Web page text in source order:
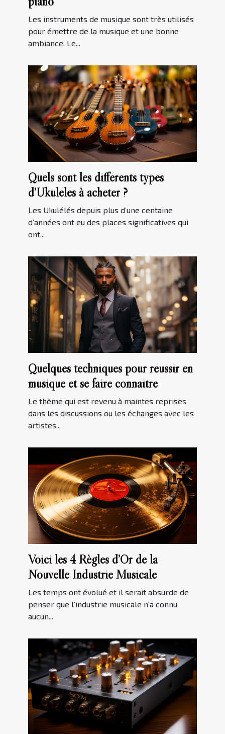
Les instruments de musique sont très utilisés
pour émettre de la musique et une bonne
ambiance. Le...
Quels sont les différents types
d’Ukulélés à acheter ?
Les Ukulélés depuis plus d’une centaine
d’années ont eu des places significatives qui
ont...
Quelques techniques pour réussir en
musique et se faire connaître
Le thème qui est revenu à maintes reprises
dans les discussions ou les échanges avec les
artistes...
Voici les 4 Règles d’Or de la
Nouvelle Industrie Musicale
Les temps ont évolué et il serait absurde de
penser que l'industrie musicale n'a connu
aucun...